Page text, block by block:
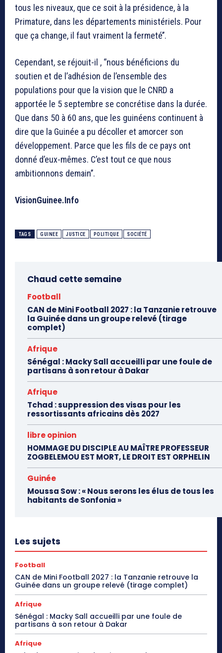
tous les niveaux, que ce soit à la présidence, à la
Primature, dans les départements ministériels. Pour
que ça change, il faut vraiment la fermeté’’.
Cependant, se réjouit-il , ‘’nous bénéficions du
soutien et de l’adhésion de l’ensemble des
populations pour que la vision que le CNRD a
apportée le 5 septembre se concrétise dans la durée.
Que dans 50 à 60 ans, que les guinéens continuent à
dire que la Guinée a pu décoller et amorcer son
développement. Parce que les fils de ce pays ont
donné d’eux-mêmes. C’est tout ce que nous
ambitionnons demain’’.
VisionGuinee.Info
TAGS GUINEE JUSTICE POLITIQUE SOCIÉTÉ
Chaud cette semaine
Football
CAN de Mini Football 2027 : la Tanzanie retrouve
la Guinée dans un groupe relevé (tirage
complet)
Afrique
Sénégal : Macky Sall accueilli par une foule de
partisans à son retour à Dakar
Afrique
Tchad : suppression des visas pour les
ressortissants africains dès 2027
libre opinion
HOMMAGE DU DISCIPLE AU MAÎTRE PROFESSEUR
ZOGBELEMOU EST MORT, LE DROIT EST ORPHELIN
Guinée
Moussa Sow : « Nous serons les élus de tous les
habitants de Sonfonia »
Les sujets
Football
CAN de Mini Football 2027 : la Tanzanie retrouve la
Guinée dans un groupe relevé (tirage complet)
Afrique
Sénégal : Macky Sall accueilli par une foule de
partisans à son retour à Dakar
Afrique